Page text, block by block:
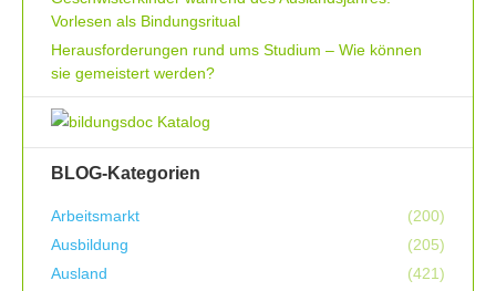
Vorlesen als Bindungsritual
Herausforderungen rund ums Studium – Wie können
sie gemeistert werden?
BLOG-Kategorien
Arbeitsmarkt
(200)
Ausbildung
(205)
Ausland
(421)